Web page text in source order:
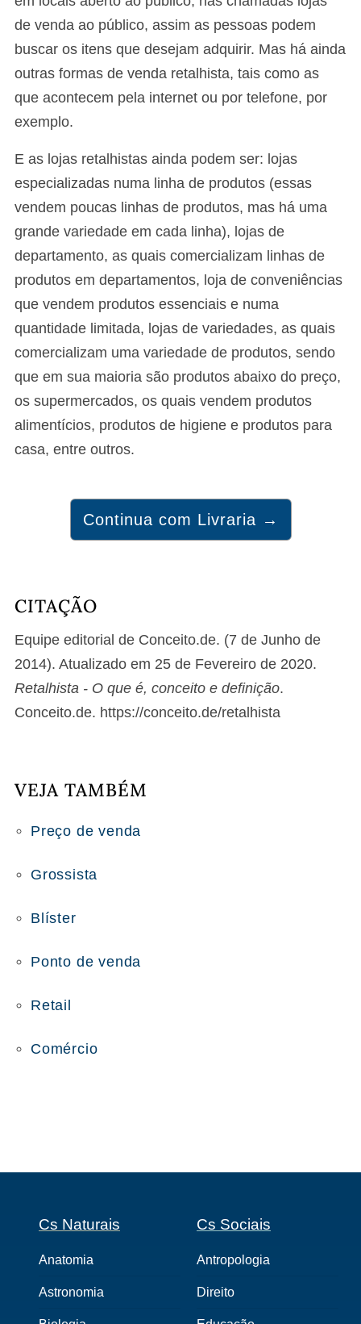
de venda ao público, assim as pessoas podem
buscar os itens que desejam adquirir. Mas há ainda
outras formas de venda retalhista, tais como as
que acontecem pela internet ou por telefone, por
exemplo.
E as lojas retalhistas ainda podem ser: lojas
especializadas numa linha de produtos (essas
vendem poucas linhas de produtos, mas há uma
grande variedade em cada linha), lojas de
departamento, as quais comercializam linhas de
produtos em departamentos, loja de conveniências
que vendem produtos essenciais e numa
quantidade limitada, lojas de variedades, as quais
comercializam uma variedade de produtos, sendo
que em sua maioria são produtos abaixo do preço,
os supermercados, os quais vendem produtos
alimentícios, produtos de higiene e produtos para
casa, entre outros.
Continua com Livraria →
CITAÇÃO
Equipe editorial de Conceito.de. (7 de Junho de
2014). Atualizado em 25 de Fevereiro de 2020.
Retalhista - O que é, conceito e definição.
Conceito.de. https://conceito.de/retalhista
VEJA TAMBÉM
Preço de venda
Grossista
Blíster
Ponto de venda
Retail
Comércio
Cs Naturais
Anatomia
Astronomia
Cs Sociais
Antropologia
Direito